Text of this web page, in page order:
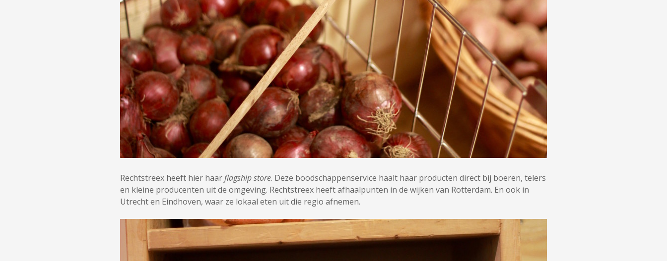
Rechtstreex heeft hier haarflagship store. Deze boodschappenservice haalt haar producten direct bij boeren, telers
en kleine producenten uit de omgeving. Rechtstreex heeft afhaalpunten in de wijken van Rotterdam. En ook in
Utrecht en Eindhoven, waar ze lokaal eten uit die regio afnemen.